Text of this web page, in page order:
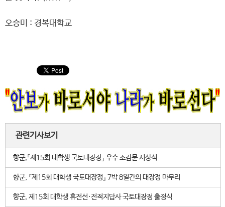
오승미 : 경복대학교
관련기사보기
향군,「제15회 대학생 국토대장정」 우수 소감문 시상식
향군, 『제15회 대학생 국토대장정』 7박 8일간의 대장정 마무리
향군, 제15회 대학생 휴전선·전적지답사 국토대장정 출정식